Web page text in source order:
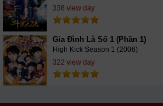
338 view day
Gia Đình Là Số 1 (Phần 1)
High Kick Season 1 (2006)
322 view day